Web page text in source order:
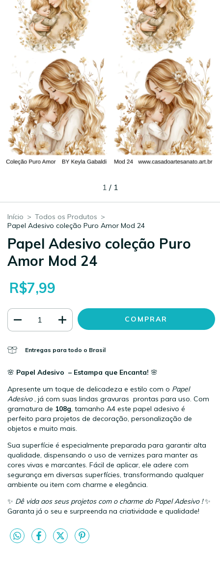
1 / 1
Início > Todos os Produtos >
Papel Adesivo coleção Puro Amor Mod 24
Papel Adesivo coleção Puro
Amor Mod 24
R$7,99
Entregas para todo o Brasil
🌸 Papel Adesivo – Estampa que Encanta! 🌸
Apresente um toque de delicadeza e estilo com o Papel
Adesivo, já com suas lindas gravuras prontas para uso. Com
gramatura de 108g, tamanho A4 este papel adesivo é
perfeito para projetos de decoração, personalização de
objetos e muito mais.
Sua superfície é especialmente preparada para garantir alta
qualidade, dispensando o uso de vernizes para manter as
cores vivas e marcantes. Fácil de aplicar, ele adere com
segurança em diversas superfícies, transformando qualquer
ambiente ou item com charme e elegância.
✨ Dê vida aos seus projetos com o charme do Papel Adesivo !✨
Garanta já o seu e surpreenda na criatividade e qualidade!